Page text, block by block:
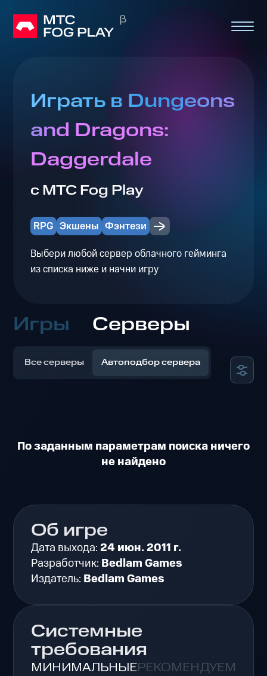
Играть в Dungeons
and Dragons:
Daggerdale
с МТС Fog Play
RPG Экшены Фэнтези
Выбери любой сервер облачного гейминга
из списка ниже и начни игру
Игры Серверы
Все серверы Автоподбор сервера
По заданным параметрам поиска ничего
не найдено
Об игре
Дата выхода: 24 июн. 2011 г.
Разработчик: Bedlam Games
Издатель: Bedlam Games
Системные
требования
МИНИМАЛЬНЫЕРЕКОМЕНДУЕМЫЕ